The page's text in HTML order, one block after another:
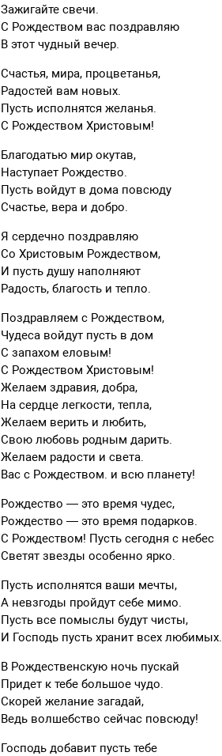
Зажигайте свечи.
С Рождеством вас поздравляю
В этот чудный вечер.
Счастья, мира, процветанья,
Радостей вам новых.
Пусть исполнятся желанья.
С Рождеством Христовым!
Благодатью мир окутав,
Наступает Рождество.
Пусть войдут в дома повсюду
Счастье, вера и добро.
Я сердечно поздравляю
Со Христовым Рождеством,
И пусть душу наполняют
Радость, благость и тепло.
Поздравляем с Рождеством,
Чудеса войдут пусть в дом
С запахом еловым!
С Рождеством Христовым!
Желаем здравия, добра,
На сердце легкости, тепла,
Желаем верить и любить,
Свою любовь родным дарить.
Желаем радости и света.
Вас с Рождеством. и всю планету!
Рождество — это время чудес,
Рождество — это время подарков.
С Рождеством! Пусть сегодня с небес
Светят звезды особенно ярко.
Пусть исполнятся ваши мечты,
А невзгоды пройдут себе мимо.
Пусть все помыслы будут чисты,
И Господь пусть хранит всех любимых.
В Рождественскую ночь пускай
Придет к тебе большое чудо.
Скорей желание загадай,
Ведь волшебство сейчас повсюду!
Господь добавит пусть тебе